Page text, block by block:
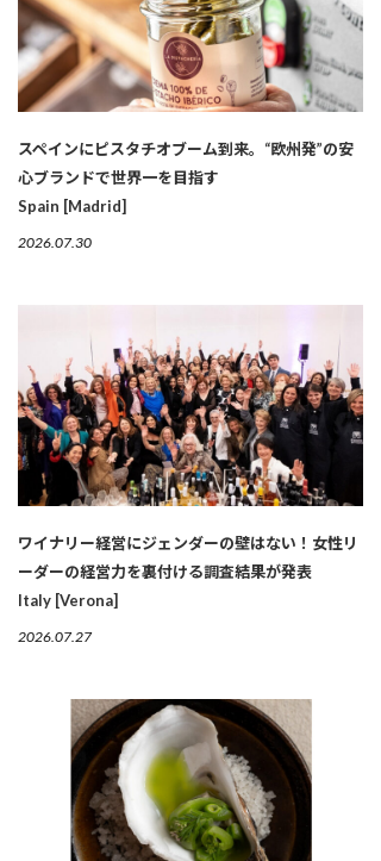
スペインにピスタチオブーム到来。“欧州発”の安
心ブランドで世界一を目指す
Spain [Madrid]
2026.07.30
ワイナリー経営にジェンダーの壁はない！女性リ
ーダーの経営力を裏付ける調査結果が発表
Italy [Verona]
2026.07.27